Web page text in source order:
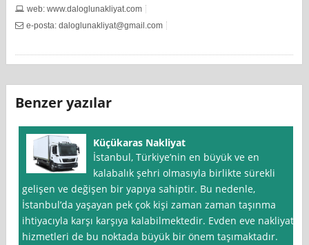
web: www.daloglunakliyat.com
e-posta:daloglunakliyat@gmail.com
Benzer yazılar
Küçükaras Nakliyat
İstanbul, Türkiye’nin en büyük ve en
kalabalık şehri olmasıyla birlikte sürekli
gelişen ve değişen bir yapıya sahiptir. Bu nedenle,
İstanbul’da yaşayan pek çok kişi zaman zaman taşınma
ihtiyacıyla karşı karşıya kalabilmektedir. Evden eve nakliyat
hizmetleri de bu noktada büyük bir önem taşımaktadır.